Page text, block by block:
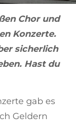
Chor und
Konzerte.
sicherlich
Hast du
gab es
Geldern